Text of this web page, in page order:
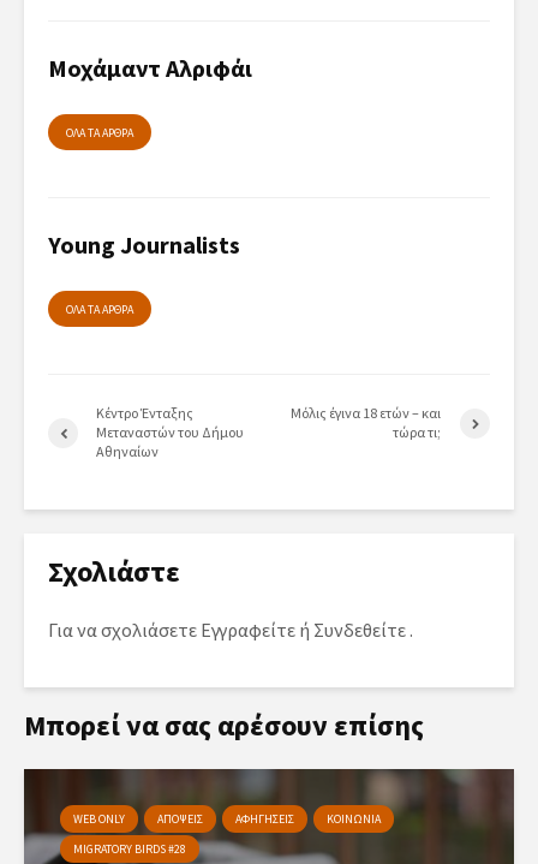
Μοχάμαντ Αλριφάι
ΟΛΑ ΤΑ ΑΡΘΡΑ
Young Journalists
ΟΛΑ ΤΑ ΑΡΘΡΑ
Κέντρο Ένταξης
Μεταναστών του Δήμου
Αθηναίων
Μόλις έγινα 18 ετών – και
τώρα τι;
Σχολιάστε
Για να σχολιάσετε Εγγραφείτε ή Συνδεθείτε .
Μπορεί να σας αρέσουν επίσης
WEB ONLY ΑΠΟΨΕΙΣ ΑΦΗΓΗΣΕΙΣ
ΚΟΙΝΩΝΙΑ
MIGRATORY BIRDS #28